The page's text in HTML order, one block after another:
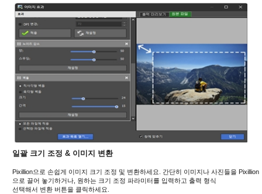
일괄 크기 조정 & 이미지 변환
Pixillion으로 손쉽게 이미지 크기 조정 및 변환하세요. 간단히 이미지나 사진들을 Pixillion
으로 끌어 놓기하거나, 원하는 크기 조정 파라미터를 입력하고 출력 형식
선택해서 변환 버튼을 클릭하세요.